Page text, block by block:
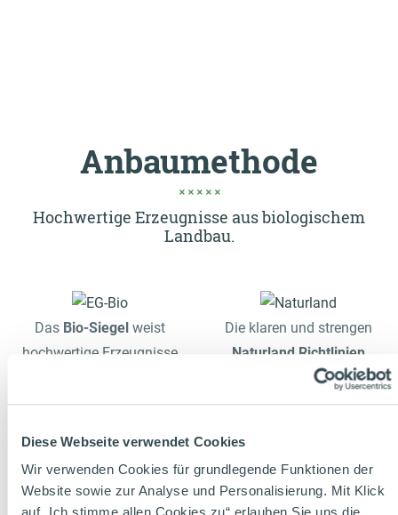
Diese Webseite verwendet Cookies
Wir verwenden Cookies für grundlegende Funktionen der
Website sowie zur Analyse und Personalisierung. Mit Klick
Anbaumethode
Hochwertige Erzeugnisse aus biologischem
Landbau.
Das Bio-Siegelweist
hochwertige Erzeugnisse
Landbaus aus. Es
Erzeugung und Produktion
von Bio-Waren
EG-Bio-
Die klaren und strengen
Naturland Richtlinien
garantieren Lebensmittel
aus ökologischem Anbau.
Tierhaltung sind ebenso
selbstverständlich wie der